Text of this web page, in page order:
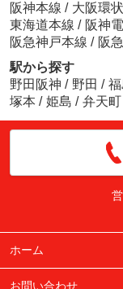
阪神本線 / 大阪環
東海道本線 / 阪神
阪急神戸本線 / 阪
駅から探す
野田阪神 / 野田 /
塚本 / 姫島 / 弁天町
ホーム
お問い合わせ